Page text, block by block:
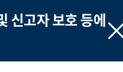
신고자 보호 등에